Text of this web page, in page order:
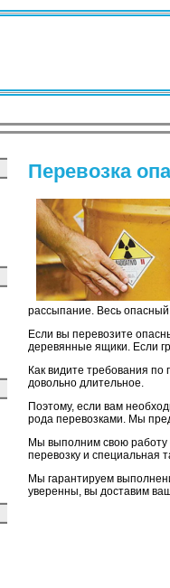
Перевозка
рассыпание. Весь опасный
Если вы перевозите
деревянные ящики. Если
Как видите требования
довольно длительное.
Поэтому, если вам
рода перевозками. Мы
Мы выполним свою работу
перевозку и специальная
Мы гарантируем
уверенны, вы доставим